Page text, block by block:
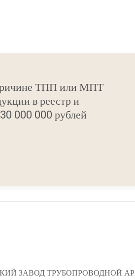
ТПП или МПТ
в реестр и
000 000 рублей
ЗАВОД ТРУБОПРОВОДНОЙ